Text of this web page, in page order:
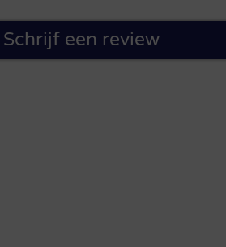
Schrijf een review